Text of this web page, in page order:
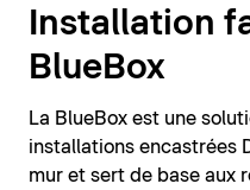
Installation
BlueBox
La BlueBox est une
installations encastrées
mur et sert de base aux